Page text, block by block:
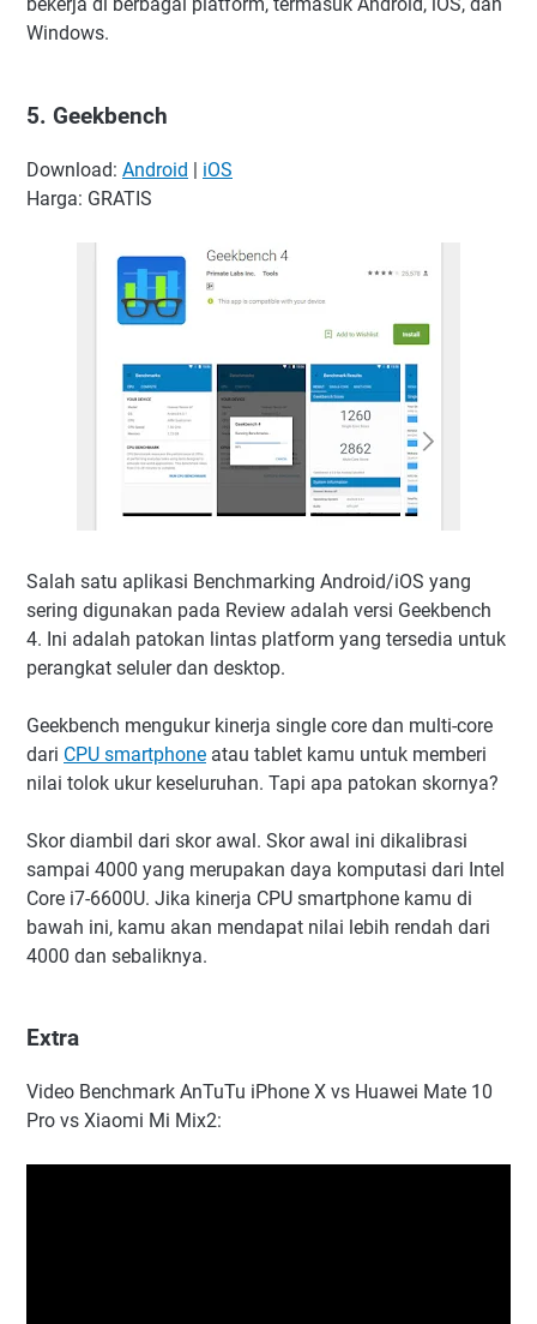
bekerja di berbagai platform, termasuk Android, iOS, dan
Windows.
5. Geekbench
Download: Android | iOS
Harga: GRATIS
Salah satu aplikasi Benchmarking Android/iOS yang
sering digunakan pada Review adalah versi Geekbench
4. Ini adalah patokan lintas platform yang tersedia untuk
perangkat seluler dan desktop.
Geekbench mengukur kinerja single core dan multi-core
dari CPU smartphone atau tablet kamu untuk memberi
nilai tolok ukur keseluruhan. Tapi apa patokan skornya?
Skor diambil dari skor awal. Skor awal ini dikalibrasi
sampai 4000 yang merupakan daya komputasi dari Intel
Core i7-6600U. Jika kinerja CPU smartphone kamu di
bawah ini, kamu akan mendapat nilai lebih rendah dari
4000 dan sebaliknya.
Extra
Video Benchmark AnTuTu iPhone X vs Huawei Mate 10
Pro vs Xiaomi Mi Mix2: